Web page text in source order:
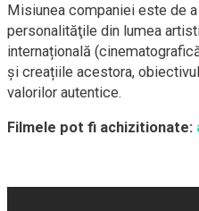
Misiunea companiei este de
personalităţile din lumea
internațională
și creațiile acestora,
valorilor autentice.
Filmele pot fi achizitionate: